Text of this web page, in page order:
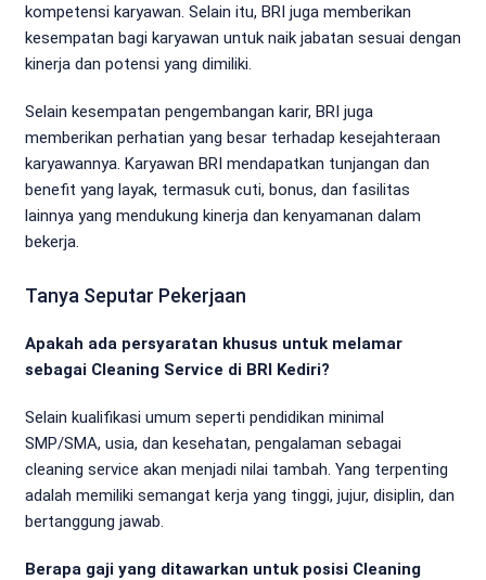
kompetensi karyawan. Selain itu, BRI juga memberikan
kesempatan bagi karyawan untuk naik jabatan sesuai dengan
kinerja dan potensi yang dimiliki.
Selain kesempatan pengembangan karir, BRI juga
memberikan perhatian yang besar terhadap kesejahteraan
karyawannya. Karyawan BRI mendapatkan tunjangan dan
benefit yang layak, termasuk cuti, bonus, dan fasilitas
lainnya yang mendukung kinerja dan kenyamanan dalam
bekerja.
Tanya Seputar Pekerjaan
Apakah ada persyaratan khusus untuk melamar
sebagai Cleaning Service di BRI Kediri?
Selain kualifikasi umum seperti pendidikan minimal
SMP/SMA, usia, dan kesehatan, pengalaman sebagai
cleaning service akan menjadi nilai tambah. Yang terpenting
adalah memiliki semangat kerja yang tinggi, jujur, disiplin, dan
bertanggung jawab.
Berapa gaji yang ditawarkan untuk posisi Cleaning